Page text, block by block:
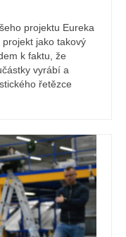
projektu Eureka
jako takový
k faktu, že
vyrábí a
řetězce